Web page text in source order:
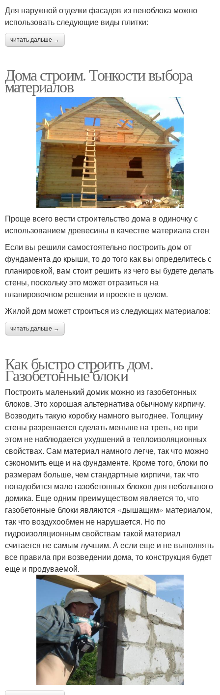
Для наружной отделки фасадов из пеноблока можно
использовать следующие виды плитки:
читать дальше →
Дома строим. Тонкости выбора
материалов
Проще всего вести строительство дома в одиночку с
использованием древесины в качестве материала стен
Если вы решили самостоятельно построить дом от
фундамента до крыши, то до того как вы определитесь с
планировкой, вам стоит решить из чего вы будете делать
стены, поскольку это может отразиться на
планировочном решении и проекте в целом.
Жилой дом может строиться из следующих материалов:
читать дальше →
Как быстро строить дом.
Газобетонные блоки
Построить маленький домик можно из газобетонных
блоков. Это хорошая альтернатива обычному кирпичу.
Возводить такую коробку намного выгоднее. Толщину
стены разрешается сделать меньше на треть, но при
этом не наблюдается ухудшений в теплоизоляционных
свойствах. Сам материал намного легче, так что можно
сэкономить еще и на фундаменте. Кроме того, блоки по
размерам больше, чем стандартные кирпичи, так что
понадобится мало газобетонных блоков для небольшого
домика. Еще одним преимуществом является то, что
газобетонные блоки являются «дышащим» материалом,
так что воздухообмен не нарушается. Но по
гидроизоляционным свойствам такой материал
считается не самым лучшим. А если еще и не выполнять
все правила при возведении дома, то конструкция будет
еще и продуваемой.